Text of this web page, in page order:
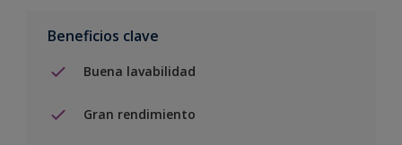
Beneficios clave
Buena lavabilidad
Gran rendimiento